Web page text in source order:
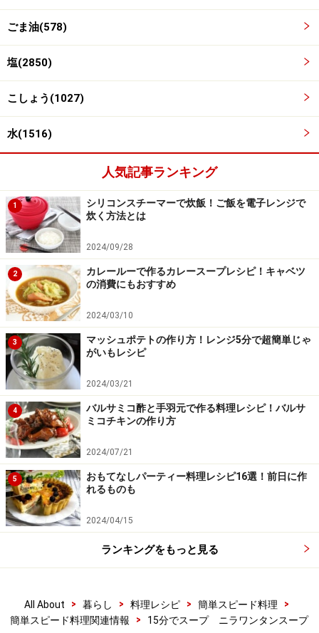
4
ワンタンを加え、またひと煮立ち。
ごま油(578)
塩(2850)
こしょう(1027)
水(1516)
人気記事ランキング
1
シリコンスチーマーで炊飯！ご飯を電子レンジで
炊く方法とは
2024/09/28
2
カレールーで作るカレースープレシピ！キャベツ
の消費にもおすすめ
2024/03/10
3
マッシュポテトの作り方！レンジ5分で超簡単じゃ
がいもレシピ
2024/03/21
4
バルサミコ酢と手羽元で作る料理レシピ！バルサ
ミコチキンの作り方
2024/07/21
5
おもてなしパーティー料理レシピ16選！前日に作
れるものも
2024/04/15
ランキングをもっと見る
All About > 暮らし > 料理レシピ > 簡単スピード料理
>
簡単スピード料理関連情報
> 15分でスープ ニラワンタンスープ